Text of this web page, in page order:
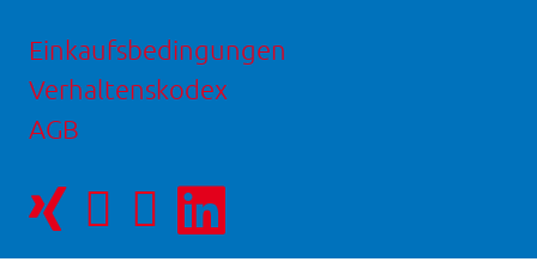
Einkaufsbedingungen
Verhaltenskodex
AGB
Facebookseite
Instagram-
Seite
LinkedIn
Seite